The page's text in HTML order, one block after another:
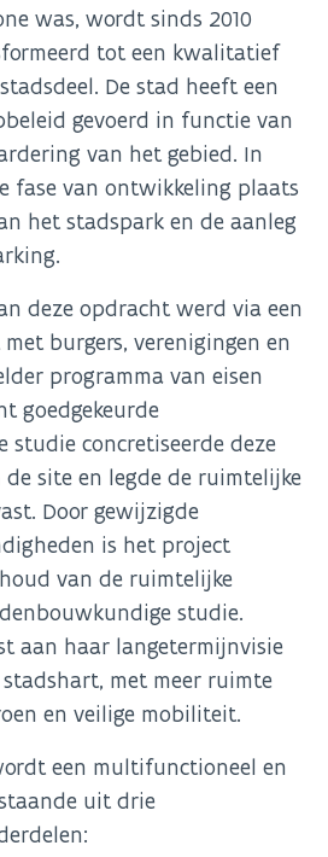
was, wordt sinds 2010
tot een kwalitatief
De stad heeft een
gevoerd in functie van
van het gebied. In
fase van ontwikkeling plaats
het stadspark en de aanleg
deze opdracht werd via een
burgers, verenigingen en
programma van eisen
goedgekeurde
studie concretiseerde deze
site en legde de ruimtelijke
Door gewijzigde
is het project
van de ruimtelijke
studie.
aan haar langetermijnvisie
met meer ruimte
en veilige mobiliteit.
een multifunctioneel en
uit drie